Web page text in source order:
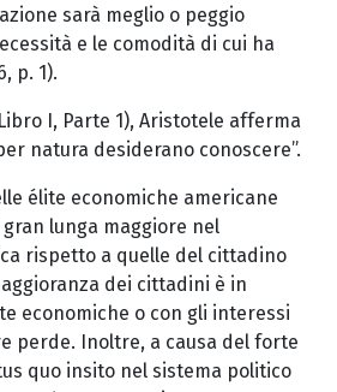
sarà meglio o peggio
e le comodità di cui ha
p. 1).
I, Parte 1), Aristotele afferma
natura desiderano conoscere”.
élite economiche americane
lunga maggiore nel
rispetto a quelle del cittadino
dei cittadini è in
economiche o con gli interessi
perde. Inoltre, a causa del forte
quo insito nel sistema politico